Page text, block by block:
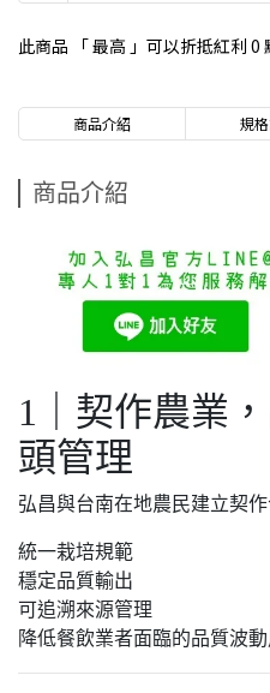
此商品 「 最高 」可以折抵紅利 0
商品介紹 規
商品介紹
1｜契作農業
頭管理
弘昌與台南在地農民建立契
統一栽培規範
穩定品質輸出
可追溯來源管理
降低餐飲業者面臨的品質波動